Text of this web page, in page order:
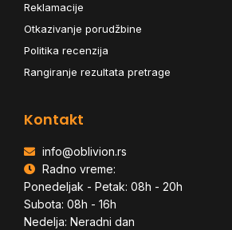
Reklamacije
Otkazivanje porudžbine
Politika recenzija
Rangiranje rezultata pretrage
Kontakt
info@oblivion.rs
Radno vreme:
Ponedeljak - Petak: 08h - 20h
Subota: 08h - 16h
Nedelja: Neradni dan